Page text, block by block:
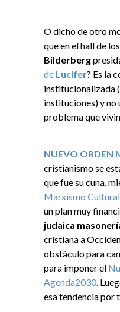
O dicho de otro
que en el hall de
Bilderberg
de Lucifer? Es la
institucionalizada (
instituciones) y no
problema que
NUEVO ORDEN
cristianismo se
que fue su cuna,
Marxismo Cultural
un plan muy
judaica
cristiana a
obstáculo para
para imponer el
Agenda2030.
esa tendencia por